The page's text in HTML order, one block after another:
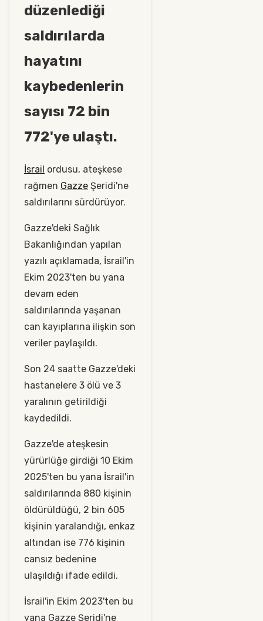
düzenlediği
saldırılarda
hayatını
kaybedenlerin
sayısı 72 bin
772'ye ulaştı.
İsrail ordusu, ateşkese
rağmen Gazze Şeridi'ne
saldırılarını sürdürüyor.
Gazze'deki Sağlık
Bakanlığından yapılan
yazılı açıklamada, İsrail'in
Ekim 2023'ten bu yana
devam eden
saldırılarında yaşanan
can kayıplarına ilişkin son
veriler paylaşıldı.
Son 24 saatte Gazze'deki
hastanelere 3 ölü ve 3
yaralının getirildiği
kaydedildi.
Gazze'de ateşkesin
yürürlüğe girdiği 10 Ekim
2025'ten bu yana İsrail'in
saldırılarında 880 kişinin
öldürüldüğü, 2 bin 605
kişinin yaralandığı, enkaz
altından ise 776 kişinin
cansız bedenine
ulaşıldığı ifade edildi.
İsrail'in Ekim 2023'ten bu
yana Gazze Şeridi'ne